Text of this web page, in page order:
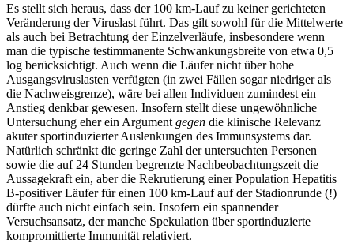
Es stellt sich heraus, dass der 100 km-Lauf zu keiner gerichteten
Veränderung der Viruslast führt. Das gilt sowohl für die Mittelwerte
als auch bei Betrachtung der Einzelverläufe, insbesondere wenn
man die typische testimmanente Schwankungsbreite von etwa 0,5
log berücksichtigt. Auch wenn die Läufer nicht über hohe
Ausgangsviruslasten verfügten (in zwei Fällen sogar niedriger als
die Nachweisgrenze), wäre bei allen Individuen zumindest ein
Anstieg denkbar gewesen. Insofern stellt diese ungewöhnliche
Untersuchung eher ein Argument gegen die klinische Relevanz
akuter sportinduzierter Auslenkungen des Immunsystems dar.
Natürlich schränkt die geringe Zahl der untersuchten Personen
sowie die auf 24 Stunden begrenzte Nachbeobachtungszeit die
Aussagekraft ein, aber die Rekrutierung einer Population Hepatitis
B-positiver Läufer für einen 100 km-Lauf auf der Stadionrunde (!)
dürfte auch nicht einfach sein. Insofern ein spannender
Versuchsansatz, der manche Spekulation über sportinduzierte
kompromittierte Immunität relativiert.